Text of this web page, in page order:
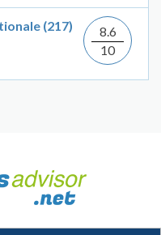
(217)
8.6
10